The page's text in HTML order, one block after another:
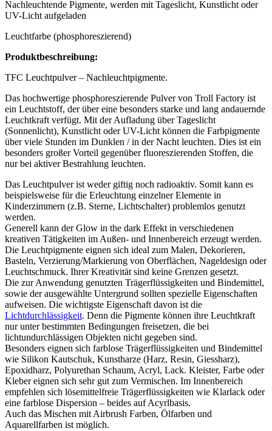
Nachleuchtende Pigmente, werden mit Tageslicht, Kunstlicht oder
UV-Licht aufgeladen
Leuchtfarbe (phosphoreszierend)
Produktbeschreibung:
TFC Leuchtpulver – Nachleuchtpigmente.
Das hochwertige phosphoreszierende Pulver von Troll Factory ist
ein Leuchtstoff, der über eine besonders starke und lang andauernde
Leuchtkraft verfügt. Mit der Aufladung über Tageslicht
(Sonnenlicht), Kunstlicht oder UV-Licht können die Farbpigmente
über viele Stunden im Dunklen / in der Nacht leuchten. Dies ist ein
besonders großer Vorteil gegenüber fluoreszierenden Stoffen, die
nur bei aktiver Bestrahlung leuchten.
Das Leuchtpulver ist weder giftig noch radioaktiv. Somit kann es
beispielsweise für die Erleuchtung einzelner Elemente in
Kinderzimmern (z.B. Sterne, Lichtschalter) problemlos genutzt
werden.
Generell kann der Glow in the dark Effekt in verschiedenen
kreativen Tätigkeiten im Außen- und Innenbereich erzeugt werden.
Die Leuchtpigmente eignen sich ideal zum Malen, Dekorieren,
Basteln, Verzierung/Markierung von Oberflächen, Nageldesign oder
Leuchtschmuck. Ihrer Kreativität sind keine Grenzen gesetzt.
Die zur Anwendung genutzten Trägerflüssigkeiten und Bindemittel,
sowie der ausgewählte Untergrund sollten spezielle Eigenschaften
aufweisen. Die wichtigste Eigenschaft davon ist die
Lichtdurchlässigkeit. Denn die Pigmente können ihre Leuchtkraft
nur unter bestimmten Bedingungen freisetzen, die bei
lichtundurchlässigen Objekten nicht gegeben sind.
Besonders eignen sich farblose Trägerflüssigkeiten und Bindemittel
wie Silikon Kautschuk, Kunstharze (Harz, Resin, Giessharz),
Epoxidharz, Polyurethan Schaum, Acryl, Lack. Kleister, Farbe oder
Kleber eignen sich sehr gut zum Vermischen. Im Innenbereich
empfehlen sich lösemittelfreie Trägerflüssigkeiten wie Klarlack oder
eine farblose Dispersion – beides auf Acyrlbasis.
Auch das Mischen mit Airbrush Farben, Ölfarben und
Aquarellfarben ist möglich.